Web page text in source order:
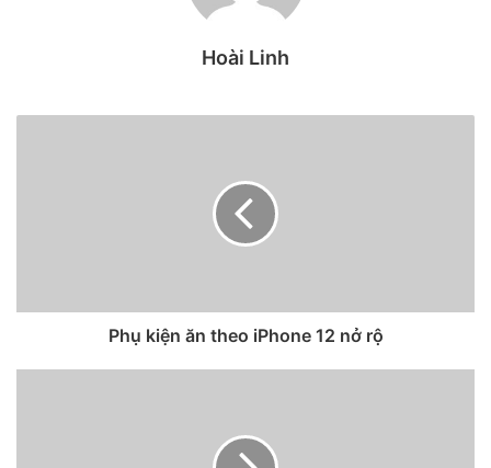
Bluetooth rồi, nhưng bỏ cả củ sạc thì quá đáng quá. Như
bình luận.
khách hàng lựa chọn iPhone phải bỏ thêm tiền. Điều đáng
lo là loại bỏ phụ kiện sẽ trở thành xu hướng để các hãng
Đây không phải lần đầu tiên một quyết định của Apple gây
tranh cãi. Vào năm 2017, thiết kế phần khuyết “tai thỏ”
cáo chê phần khuyết của iPhone.
Hoài Linh
Phụ kiện ăn theo iPhone 12 nở rộ